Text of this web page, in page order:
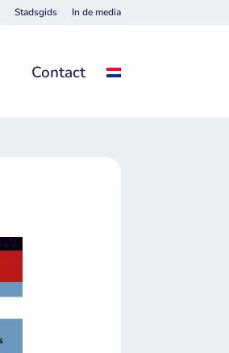
Stadsgids In de media
Contact